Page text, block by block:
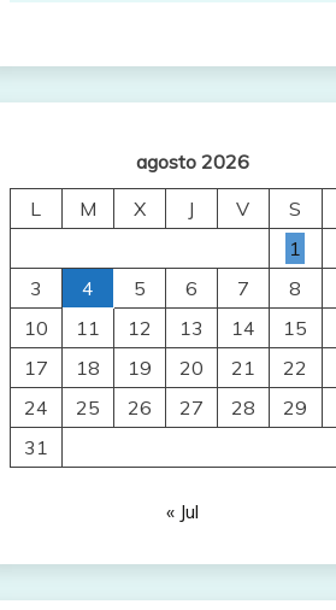
agosto 2026
L
M X J V S
1
3
4 5 6 7 8
10
11 12 13 14 15
17
18 19 20 21 22
24
25 26 27 28 29
31
« Jul